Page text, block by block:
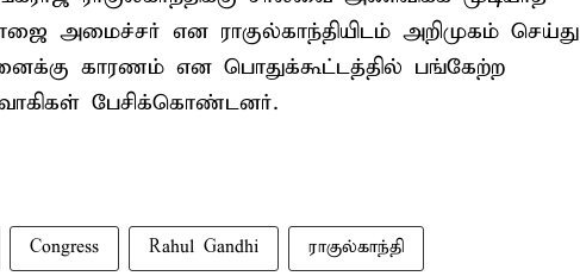
அமைச்சர் என ராகுல்காந்தியிடம் அறிமுகம் செய்து
காரணம் என பொதுக்கூட்டத்தில் பங்கேற்ற
பேசிக்கொண்டனர்.
Congress Rahul Gandhi ராகுல்காந்தி